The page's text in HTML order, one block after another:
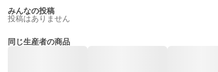
みんなの投稿
投稿はありません
同じ生産者の商品